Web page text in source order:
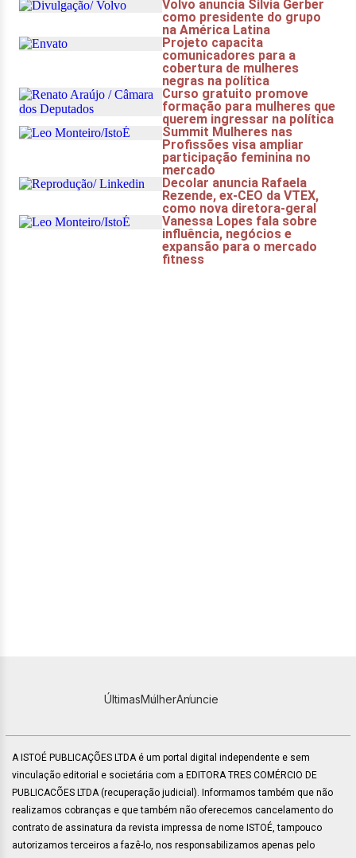
ÚltimasMulherAnuncie
A ISTOÉ PUBLICAÇÕES LTDA é um portal digital independente e sem
vinculação editorial e societária com a EDITORA TRES COMÉRCIO DE
PUBLICACÕES LTDA (recuperação judicial). Informamos também que não
realizamos cobranças e que também não oferecemos cancelamento do
contrato de assinatura da revista impressa de nome ISTOÉ, tampouco
autorizamos terceiros a fazê-lo, nos responsabilizamos apenas pelo